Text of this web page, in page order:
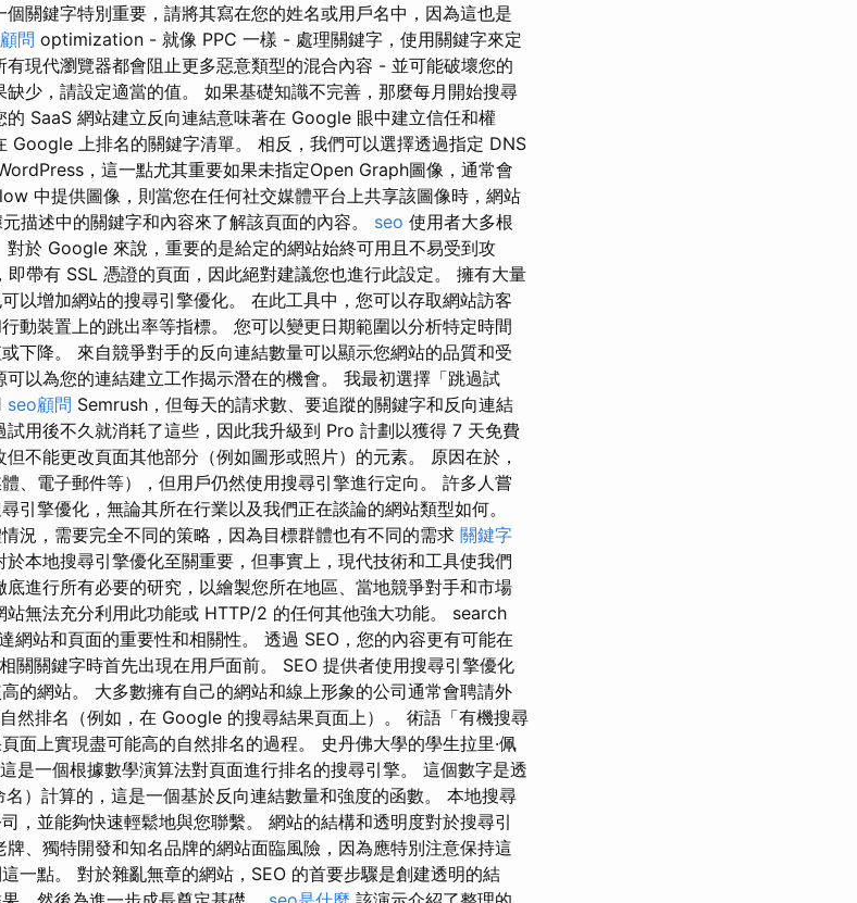
關鍵字特別重要，請將其寫在您的姓名或用戶名中，因為這也是
問 optimization - 就像 PPC 一樣 - 處理關鍵字，使用關鍵字來定
現代瀏覽器都會阻止更多惡意類型的混合內容 - 並可能破壞您的
少，請設定適當的值。 如果基礎知識不完善，那麼每月開始搜尋
SaaS 網站建立反向連結意味著在 Google 眼中建立信任和權
Google 上排名的關鍵字清單。 相反，我們可以選擇透過指定 DNS
，這一點尤其重要如果未指定Open Graph圖像，通常會
中提供圖像，則當您在任何社交媒體平台上共享該圖像時，網站
描述中的關鍵字和內容來了解該頁面的內容。 seo 使用者大多根
於 Google 來說，重要的是給定的網站始終可用且不易受到攻
帶有 SSL 憑證的頁面，因此絕對建議您也進行此設定。 擁有大量
以增加網站的搜尋引擎優化。 在此工具中，您可以存取網站訪客
動裝置上的跳出率等指標。 您可以變更日期範圍以分析特定時間
下降。 來自競爭對手的反向連結數量可以顯示您網站的品質和受
以為您的連結建立工作揭示潛在的機會。 我最初選擇「跳過試
seo顧問 Semrush，但每天的請求數、要追蹤的關鍵字和反向連結
用後不久就消耗了這些，因此我升級到 Pro 計劃以獲得 7 天免費
不能更改頁面其他部分（例如圖形或照片）的元素。 原因在於，
、電子郵件等），但用戶仍然使用搜尋引擎進行定向。 許多人嘗
引擎優化，無論其所在行業以及我們正在談論的網站類型如何。
況，需要完全不同的策略，因為目標群體也有不同的需求 關鍵字
本地搜尋引擎優化至關重要，但事實上，現代技術和工具使我們
進行所有必要的研究，以繪製您所在地區、當地競爭對手和市場
站無法充分利用此功能或 HTTP/2 的任何其他強大功能。 search
站和頁面的重要性和相關性。 透過 SEO，您的內容更有可能在
關關鍵字時首先出現在用戶面前。 SEO 提供者使用搜尋引擎優化
的網站。 大多數擁有自己的網站和線上形象的公司通常會聘請外
排名（例如，在 Google 的搜尋結果頁面上）。 術語「有機搜尋
面上實現盡可能高的自然排名的過程。 史丹佛大學的學生拉里·佩
是一個根據數學演算法對頁面進行排名的搜尋引擎。 這個數字是透
）計算的，這是一個基於反向連結數量和強度的函數。 本地搜尋
，並能夠快速輕鬆地與您聯繫。 網站的結構和透明度對於搜尋引
、獨特開發和知名品牌的網站面臨風險，因為應特別注意保持這
一點。 對於雜亂無章的網站，SEO 的首要步驟是創建透明的結